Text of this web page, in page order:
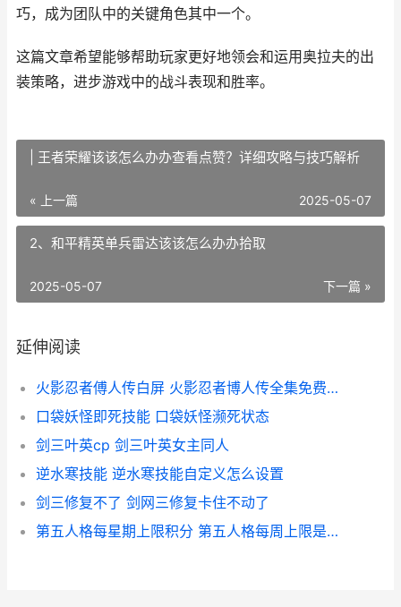
巧，成为团队中的关键角色其中一个。
这篇文章希望能够帮助玩家更好地领会和运用奥拉夫的出
装策略，进步游戏中的战斗表现和胜率。
| 王者荣耀该该怎么办办查看点赞？详细攻略与技巧解析
« 上一篇 2025-05-07
2、和平精英单兵雷达该该怎么办办拾取
下一篇 »
2025-05-07
延伸阅读
火影忍者傅人传白屏 火影忍者博人传全集免费观看
口袋妖怪即死技能 口袋妖怪濒死状态
剑三叶英cp 剑三叶英女主同人
逆水寒技能 逆水寒技能自定义怎么设置
剑三修复不了 剑网三修复卡住不动了
第五人格每星期上限积分 第五人格每周上限是什么意思